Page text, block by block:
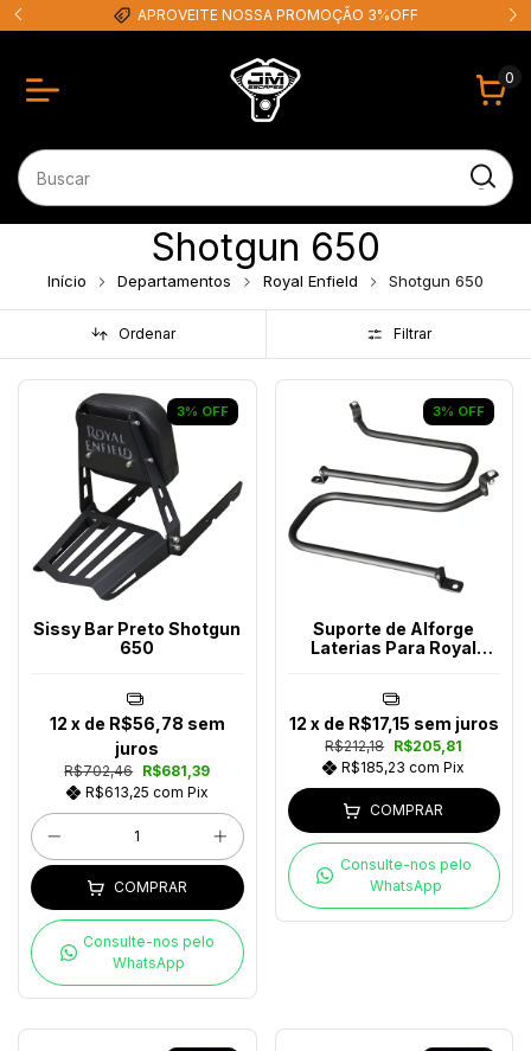
APROVEITE NOSSA PROMOÇÃO 3%OFF
0
Shotgun 650
Início Departamentos Royal Enfield Shotgun 650
Ordenar Filtrar
3% OFF
Sissy Bar Preto Shotgun
650
R$702,46 R$681,39
R$613,25 com Pix
12 x de R$56,78 sem
juros
COMPRAR
Consulte-nos pelo
WhatsApp
3% OFF
Suporte de Alforge
Laterias Para Royal
R$212,18 R$205,81
R$185,23com Pix
12 x de R$17,15 sem juros
COMPRAR
Consulte-nos pelo
WhatsApp